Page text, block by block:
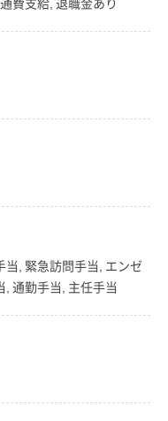
, 緊急訪問手当, エンゼ
通勤手当, 主任手当